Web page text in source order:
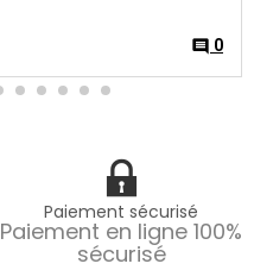
comment 0
Paiement sécurisé
Paiement en ligne 100%
sécurisé